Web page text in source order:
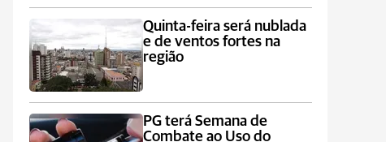
Quinta-feira será nublada
e de ventos fortes na
região
PG terá Semana de
Combate ao Uso do